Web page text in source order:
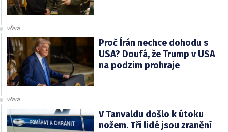
včera
Proč Írán nechce dohodu s
USA? Doufá, že Trump v USA
na podzim prohraje
včera
V Tanvaldu došlo k útoku
nožem. Tři lidé jsou zranění